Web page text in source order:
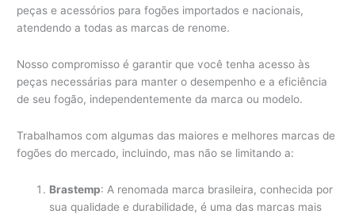
peças e acessórios para fogões importados e nacionais,
atendendo a todas as marcas de renome.
Nosso compromisso é garantir que você tenha acesso às
peças necessárias para manter o desempenho e a eficiência
de seu fogão, independentemente da marca ou modelo.
Trabalhamos com algumas das maiores e melhores marcas de
fogões do mercado, incluindo, mas não se limitando a:
Brastemp: A renomada marca brasileira, conhecida por
sua qualidade e durabilidade, é uma das marcas mais